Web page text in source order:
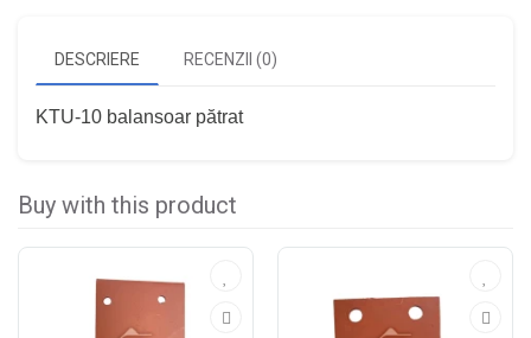
DESCRIERE RECENZII (0)
KTU-10 balansoar pătrat
Buy with this product